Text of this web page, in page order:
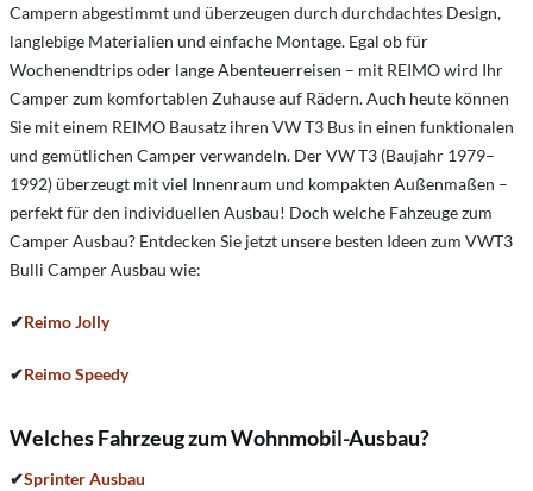
Campern abgestimmt und überzeugen durch durchdachtes Design,
langlebige Materialien und einfache Montage. Egal ob für
Wochenendtrips oder lange Abenteuerreisen – mit REIMO wird Ihr
Camper zum komfortablen Zuhause auf Rädern. Auch heute können
Sie mit einem REIMO Bausatz ihren VW T3 Bus in einen funktionalen
und gemütlichen Camper verwandeln. Der VW T3 (Baujahr 1979–
1992) überzeugt mit viel Innenraum und kompakten Außenmaßen –
perfekt für den individuellen Ausbau! Doch welche Fahzeuge zum
Camper Ausbau? Entdecken Sie jetzt unsere besten Ideen zum VWT3
Bulli Camper Ausbau wie:
✔Reimo Jolly
✔Reimo Speedy
Welches Fahrzeug zum Wohnmobil-Ausbau?
✔Sprinter Ausbau